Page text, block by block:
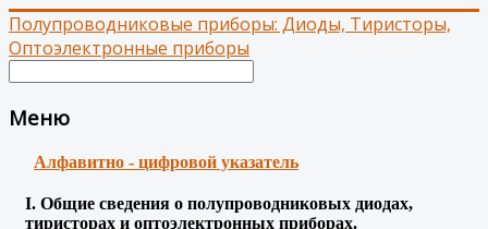
Полупроводниковые приборы: Диоды, Тиристоры,
Оптоэлектронные приборы
Меню
Алфавитно - цифровой указатель
І. Общие сведения о полупроводниковых диодах,
тиристорах и оптоэлектронных приборах.